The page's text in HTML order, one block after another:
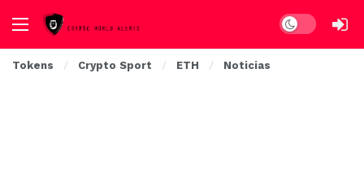
Dark mode
Tokens Crypto Sport ETH Noticias